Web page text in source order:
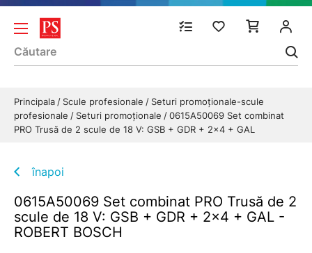
Principala Scule profesionale
Seturi promoționale-scule
profesionale
Seturi promoționale
0615A50069 Set combinat
PRO Trusă de 2 scule de 18 V: GSB + GDR + 2x4 + GAL
înapoi
0615A50069 Set combinat PRO Trusă de 2
scule de 18 V: GSB + GDR + 2x4 + GAL -
ROBERT BOSCH